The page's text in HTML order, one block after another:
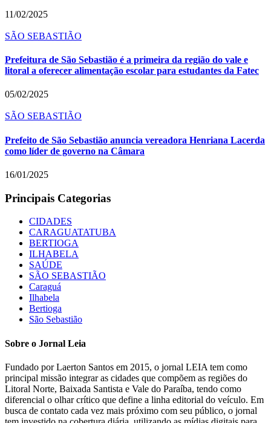
11/02/2025
SÃO SEBASTIÃO
Prefeitura de São Sebastião é a primeira da região do vale e
litoral a oferecer alimentação escolar para estudantes da Fatec
05/02/2025
SÃO SEBASTIÃO
Prefeito de São Sebastião anuncia vereadora Henriana Lacerda
como líder de governo na Câmara
16/01/2025
Principais Categorias
CIDADES
CARAGUATATUBA
BERTIOGA
ILHABELA
SAÚDE
SÃO SEBASTIÃO
Caraguá
Ilhabela
Bertioga
São Sebastião
Sobre o Jornal Leia
Fundado por Laerton Santos em 2015, o jornal LEIA tem como
principal missão integrar as cidades que compõem as regiões do
Litoral Norte, Baixada Santista e Vale do Paraíba, tendo como
diferencial o olhar crítico que define a linha editorial do veículo. Em
busca de contato cada vez mais próximo com seu público, o jornal